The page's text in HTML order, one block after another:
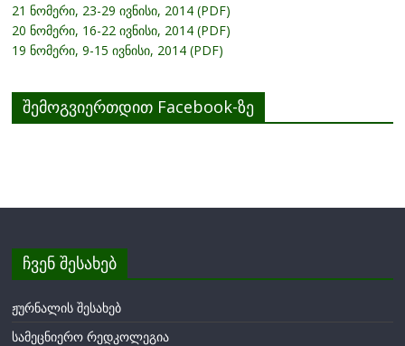
21 ნომერი, 23-29 ივნისი, 2014 (PDF)
20 ნომერი, 16-22 ივნისი, 2014 (PDF)
19 ნომერი, 9-15 ივნისი, 2014 (PDF)
შემოგვიერთდით Facebook-ზე
ჩვენ შესახებ
ჟურნალის შესახებ
სამეცნიერო რედკოლეგია